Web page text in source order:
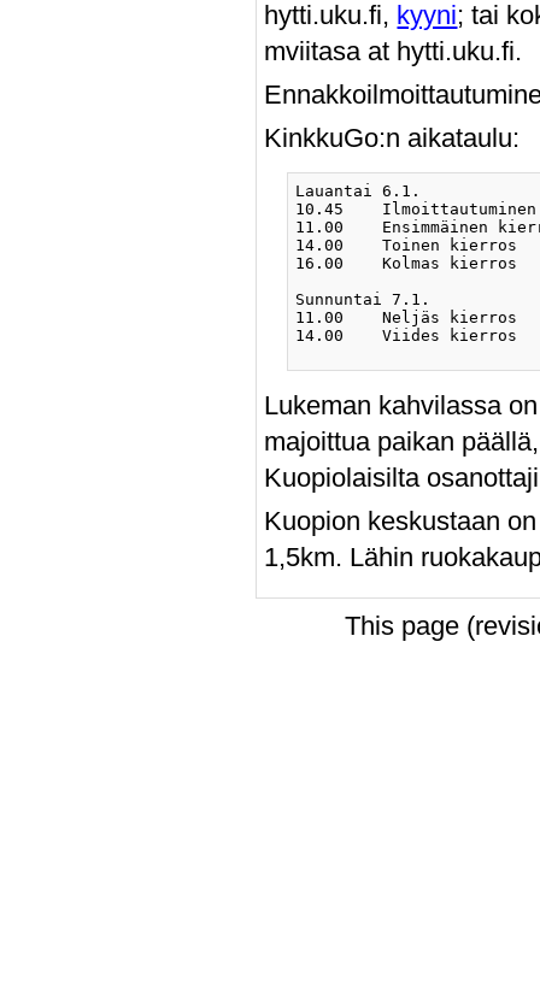
hytti.uku.fi, kyyni; tai
mviitasa at hytti.uku.fi.
KinkkuGo:n aikataulu:
Lauantai 6.1.
10.45
11.00    Ensimmäinen
14.00    Toinen kierros
16.00    Kolmas kierros
Sunnuntai 7.1.
11.00    Neljäs kierros
14.00    Viides kierros
Lukeman kahvilassa
majoittua paikan
Kuopiolaisilta
Kuopion keskustaan
1,5km. Lähin
This page